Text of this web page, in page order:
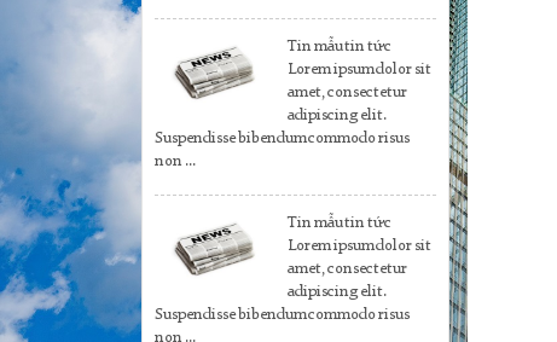
Tin mẫu tin tức
Lorem ipsum dolor sit
amet, consectetur
adipiscing elit.
Suspendisse bibendum commodo risus
non ...
Tin mẫu tin tức
Lorem ipsum dolor sit
amet, consectetur
adipiscing elit.
Suspendisse bibendum commodo risus
non ...